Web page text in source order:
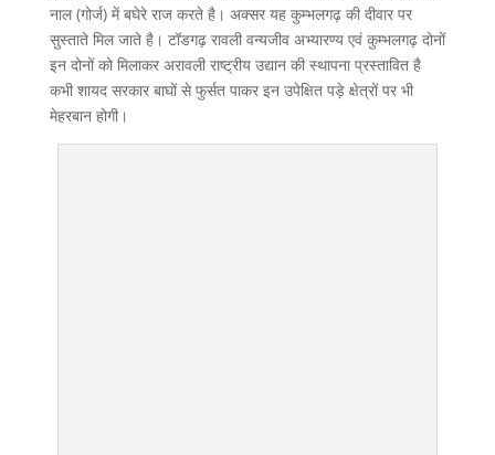
नाल (गोर्ज) में बघेरे राज करते है। अक्सर यह कुम्भलगढ़ की दीवार पर
सुस्ताते मिल जाते है। टॉडगढ़ रावली वन्यजीव अभ्यारण्य एवं कुम्भलगढ़ दोनों
इन दोनों को मिलाकर अरावली राष्ट्रीय उद्यान की स्थापना प्रस्तावित है
कभी शायद सरकार बाघों से फुर्सत पाकर इन उपेक्षित पड़े क्षेत्रों पर भी
मेहरबान होगी।